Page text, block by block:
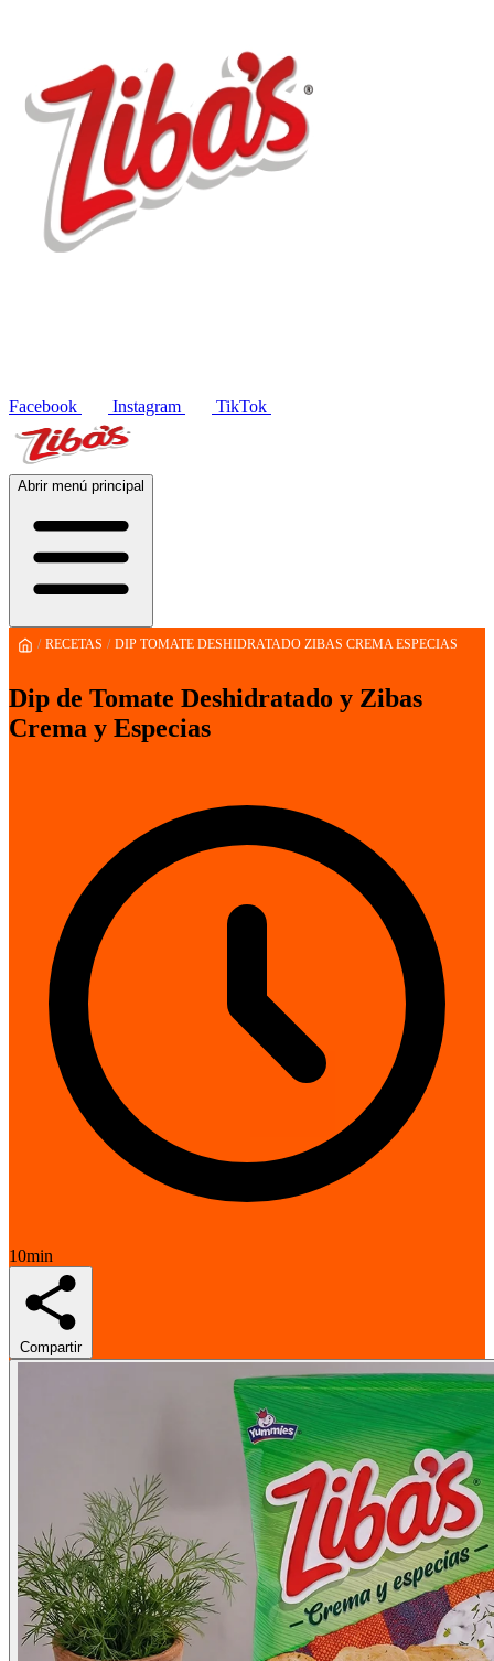
Facebook
Instagram TikTok
Abrir menú principal
/ RECETAS / DIP TOMATE DESHIDRATADO ZIBAS CREMA ESPECIAS
Dip de Tomate Deshidratado y Zibas
Crema y Especias
10min
Compartir